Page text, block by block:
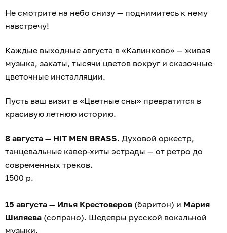
Не смотрите на небо снизу — поднимитесь к нему
навстречу!
Каждые выходные августа в «Калинково» — живая
музыка, закаты, тысячи цветов вокруг и сказочные
цветочные инсталляции.
Пусть ваш визит в «Цветные сны» превратится в
красивую летнюю историю.
8 августа — HIT MEN BRASS. Духовой оркестр,
танцевальные кавер-хиты эстрады — от ретро до
современных треков.
1500 р.
15 августа — Илья Крестоверов (баритон) и Мария
Шиляева (сопрано). Шедевры русской вокальной
музыки.